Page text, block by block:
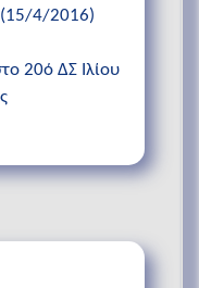
(15/4/2016)
20ό ΔΣ Ιλίου